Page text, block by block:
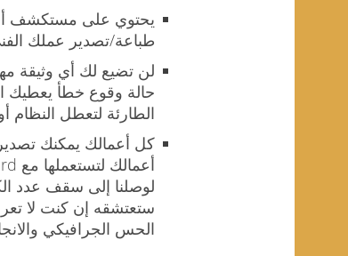
يحتوي على مستكشف
طباعة/تصدير عملك
لن تضيع لك أي وثيقة
حالة وقوع خطأ يعطيك
الطارئة لتعطل النظام
كل أعمالك يمكنك
ستعتشقه إن كنت لا
الحس الجرافيكي